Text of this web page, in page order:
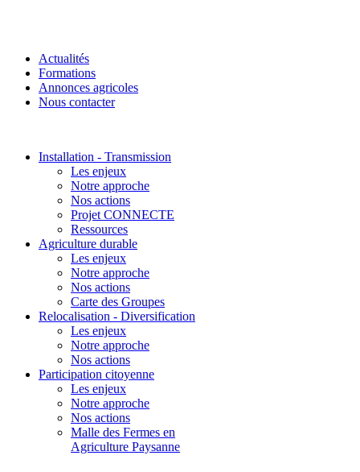
Actualités
Formations
Annonces agricoles
Nous contacter
Installation - Transmission
Les enjeux
Notre approche
Nos actions
Projet CONNECTE
Ressources
Agriculture durable
Les enjeux
Notre approche
Nos actions
Carte des Groupes
Relocalisation - Diversification
Les enjeux
Notre approche
Nos actions
Participation citoyenne
Les enjeux
Notre approche
Nos actions
Malle des Fermes en
Agriculture Paysanne